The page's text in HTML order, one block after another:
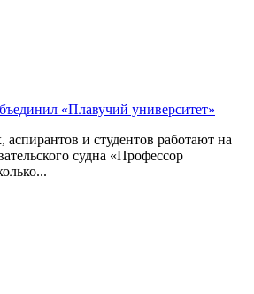
«Плавучий университет»
и студентов работают на
судна «Профессор